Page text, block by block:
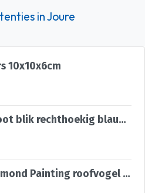
in Joure
10x10x6cm
Blik Roka groot blik rechthoekig blauw geel bakker
50x40cm Diamond Painting roofvogel (vierkant) nr 8